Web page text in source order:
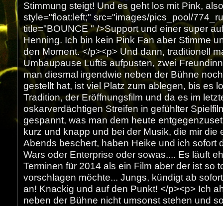
Stimmung steigt! Und es geht los mit Pink,
style="float:left;" src="images/pics_pool/
title="BOUNCE " />Support und einer super
Henning. Ich bin kein Pink Fan aber Stimme
den Moment. </p><p> Und dann, traditionell
Umbaupause Luftis aufpusten, zwei
man diesmal irgendwie neben der Bühne
gestellt hat, ist viel Platz zum ablegen, bis es
Tradition, der Eröffnungsfilm und da es im
oskarverdächtigen Streifen in gefühlter
gespannt, was man dem heute
kurz und knapp und bei der Musik, die mir die
Abends beschert, haben Heike und ich sofort
Wars oder Enterprise oder sowas.... Es läuft
Terminen für 2014 als ein Film aber der ist so
vorschlagen möchte... Jungs, kündigt ab
an! Knackig und auf den Punkt! </p><p> Ich
neben der Bühne nicht umsonst stehen und